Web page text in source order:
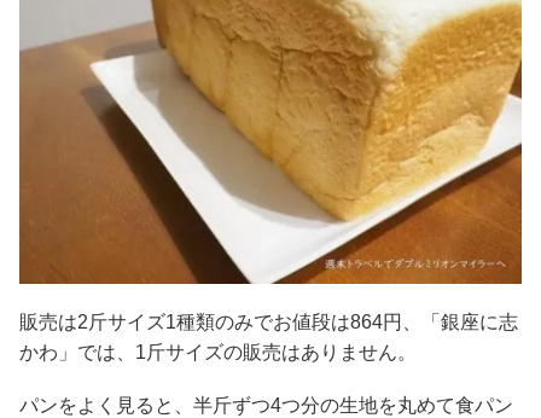
販売は2斤サイズ1種類のみでお値段は864円、「銀座に志
かわ」では、1斤サイズの販売はありません。
パンをよく見ると、半斤ずつ4つ分の生地を丸めて食パン